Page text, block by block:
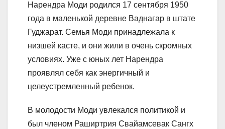
Нарендра Моди родился 17 сентября 1950
года в маленькой деревне Ваднагар в штате
Гуджарат. Семья Моди принадлежала к
низшей касте, и они жили в очень скромных
условиях. Уже с юных лет Нарендра
проявлял себя как энергичный и
целеустремленный ребенок.
В молодости Моди увлекался политикой и
был членом Раширтрия Свайамсевак Сангх